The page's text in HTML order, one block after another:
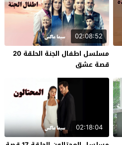
02:08:52
مسلسل اطفال الجنة الحلقة 20
قصة عشق
02:18:04